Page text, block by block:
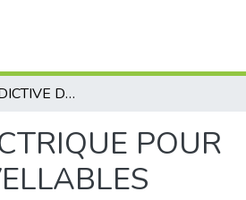
GESTION PREDICTIVE DU RESEAU ELECTRIQUE POUR LIMPLANTATION DENERGIE S RENOUVELLABLES
POUR